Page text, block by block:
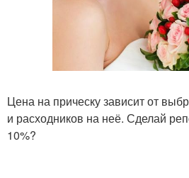
Цена на прическу зависит от
и расходников на неё. Сделай
10%?